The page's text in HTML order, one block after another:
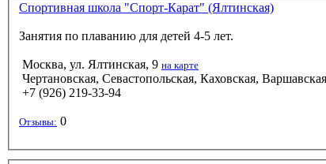
Спортивная школа "Спорт-Карат" (Ялтинская)
Занятия по плаванию для детей 4-5 лет.
Москва, ул. Ялтинская, 9 на карте
Чертановская, Севастопольская, Каховская, Варшавская
+7 (926) 219-33-94
Отзывы: 0